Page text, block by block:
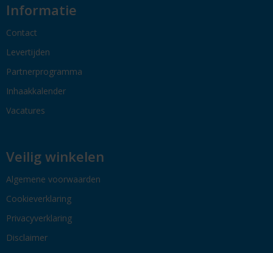
Informatie
Contact
Levertijden
Partnerprogramma
Inhaakkalender
Vacatures
Veilig winkelen
Algemene voorwaarden
Cookieverklaring
Privacyverklaring
Disclaimer